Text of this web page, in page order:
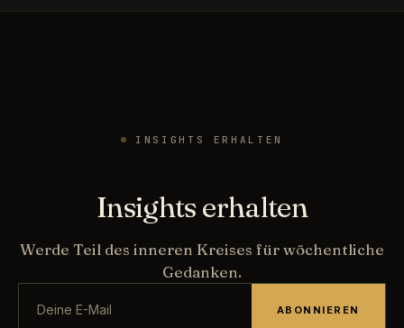
INSIGHTS ERHALTEN
Insights erhalten
Werde Teil des inneren Kreises für wöchentliche
Gedanken.
ABONNIEREN